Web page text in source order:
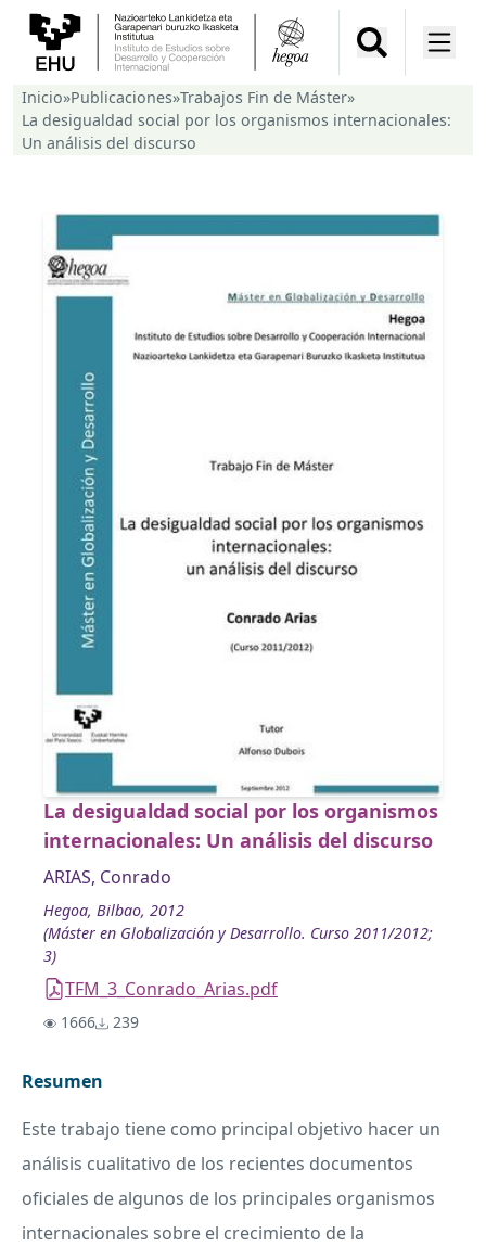
Inicio»Publicaciones»Trabajos Fin de Máster»
La desigualdad social por los organismos internacionales:
Un análisis del discurso
La desigualdad social por los organismos
internacionales: Un análisis del discurso
ARIAS, Conrado
Hegoa, Bilbao, 2012
(Máster en Globalización y Desarrollo. Curso 2011/2012;
3)
TFM_3_Conrado_Arias.pdf
1666 239
Resumen
Este trabajo tiene como principal objetivo hacer un
análisis cualitativo de los recientes documentos
oficiales de algunos de los principales organismos
internacionales sobre el crecimiento de la